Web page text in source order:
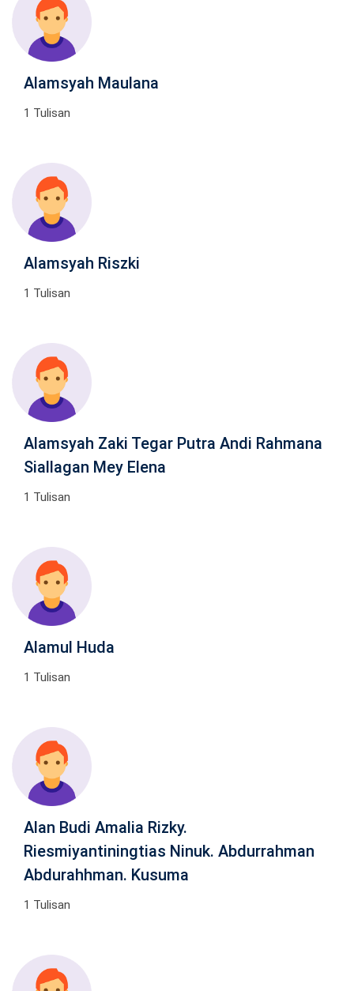
Alamsyah Maulana
1 Tulisan
Alamsyah Riszki
1 Tulisan
Alamsyah Zaki Tegar Putra Andi Rahmana
Siallagan Mey Elena
1 Tulisan
Alamul Huda
1 Tulisan
Alan Budi Amalia Rizky.
Riesmiyantiningtias Ninuk. Abdurrahman
Abdurahhman. Kusuma
1 Tulisan